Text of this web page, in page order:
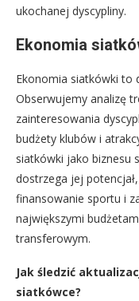
ukochanej dyscypliny.
Ekonomia
Ekonomia siatkówki to
Obserwujemy analizę
zainteresowania
budżety klubów i
siatkówki jako biznesu
dostrzega jej
finansowanie sportu i
największymi
transferowym.
Jak śledzić
siatkówce?